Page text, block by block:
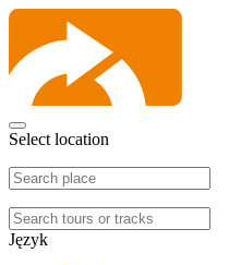
Select location
Język